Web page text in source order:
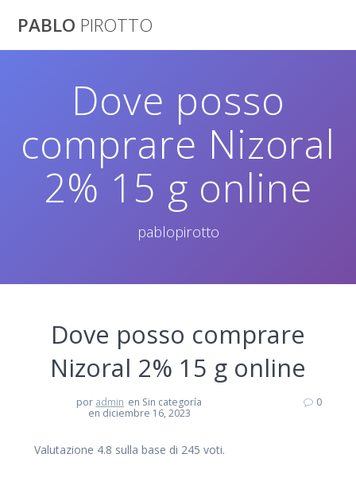
PABLO PIROTTO
Dove posso
comprare Nizoral
2% 15 g online
pablopirotto
Dove posso comprare
Nizoral 2% 15 g online
por admin en Sin categoría
en diciembre 16, 2023
0
Valutazione 4.8 sulla base di 245 voti.